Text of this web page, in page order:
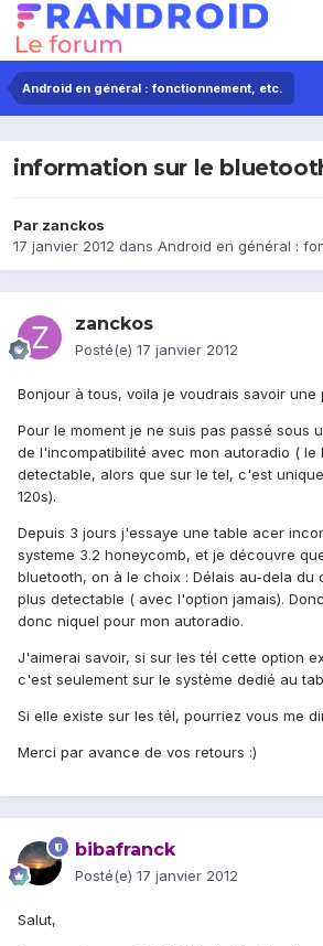
Android en général : fonctionnement, etc.
information sur le
Par zanckos
17 janvier 2012 dans Android en général :
zanckos
Posté(e) 17 janvier 2012
Bonjour à tous, voila je voudrais savoir une
Pour le moment je ne suis pas passé sous
de l'incompatibilité avec mon autoradio ( le
detectable, alors que sur le tel, c'est
120s).
Depuis 3 jours j'essaye une table acer
systeme 3.2 honeycomb, et je découvre
bluetooth, on à le choix : Délais au-dela du
plus detectable ( avec l'option jamais).
donc niquel pour mon autoradio.
J'aimerai savoir, si sur les tél cette option
c'est seulement sur le système dedié au
Si elle existe sur les tél, pourriez vous me
Merci par avance de vos retours :)
bibafranck
Posté(e) 17 janvier 2012
Salut,